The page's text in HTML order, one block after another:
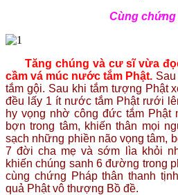
Cùng chứng
Tăng chúng và cư sĩ vừa
cầm vá múc nước tắm Phật.
tắm gội. Sau khi tắm tượng Phật
đều lấy 1 ít nước tắm Phật rưới
hy vọng nhờ công đức tắm
bợn trong tâm, khiến thân mọi
sạch những phiền não vọng tâm,
7 đời cha mẹ và sớm lìa khỏi
khiến chúng sanh 6 đường trong
cùng chứng Pháp thân thanh
quả Phật vô thượng Bồ đề.